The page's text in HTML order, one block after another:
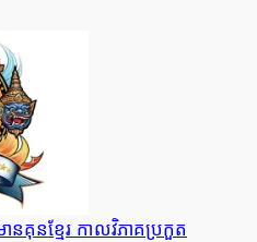
គុនខ្មែរ កាលវិភាគប្រកួត